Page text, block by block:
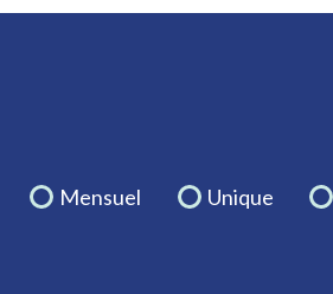
Mensuel Unique